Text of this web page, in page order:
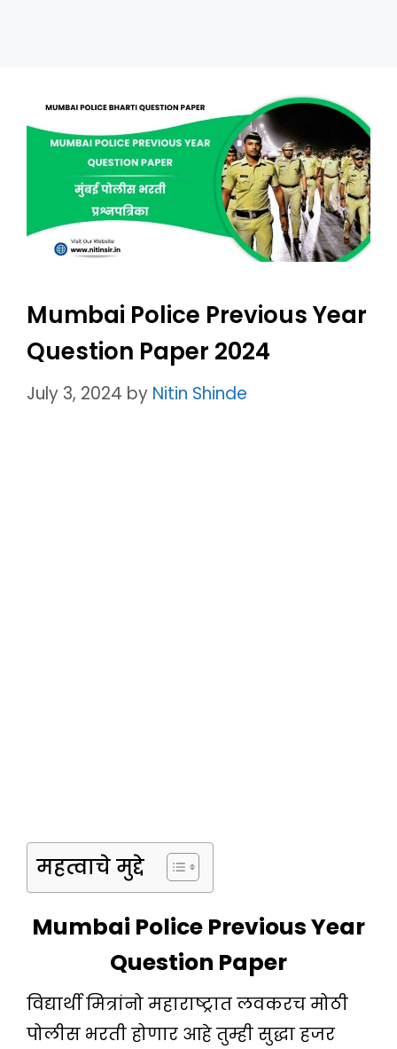
Mumbai Police Previous Year
Question Paper 2024
July 3, 2024 by Nitin Shinde
महत्वाचे मुद्दे
Mumbai Police Previous Year
Question Paper
विद्यार्थी मित्रांनो महाराष्ट्रात लवकरच मोठी
पोलीस भरती होणार आहे तुम्ही सुद्धा हजर